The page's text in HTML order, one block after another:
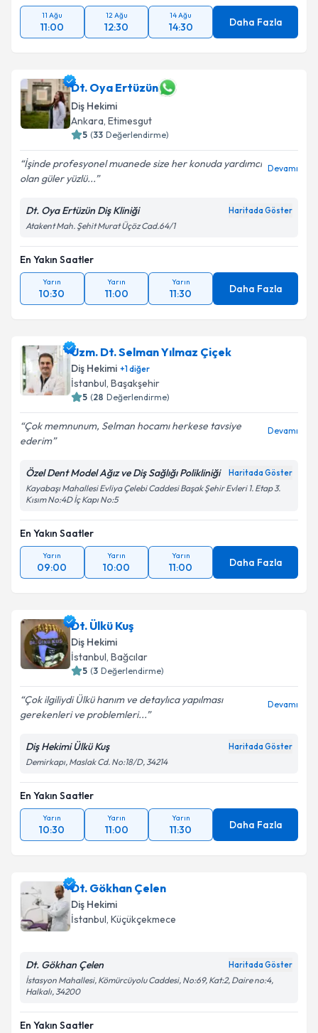
11 Ağu
11:00
12 Ağu
12:30
14 Ağu
14:30 Daha Fazla
Dt. Oya Ertüzün
Diş Hekimi
Ankara, Etimesgut
5 (33 Değerlendirme)
İşinde profesyonel muanede size her konuda yardımcı
olan güler yüzlü...
Devamı
Dt. Oya Ertüzün Diş Kliniği Haritada Göster
Atakent Mah. Şehit Murat Üçöz Cad.64/1
En Yakın Saatler
Yarın
10:30
Yarın
11:00
Yarın
11:30 Daha Fazla
Uzm. Dt. Selman Yılmaz Çiçek
Diş Hekimi +1diğer
İstanbul, Başakşehir
5 (28 Değerlendirme)
Çok memnunum, Selman hocamı herkese tavsiye
ederim
Devamı
Özel Dent Model Ağız ve Diş Sağlığı Polikliniği Haritada Göster
Kayabaşı Mahallesi Evliya Çelebi Caddesi Başak Şehir Evleri 1. Etap 3.
Kısım No:4D İç Kapı No:5
En Yakın Saatler
Yarın
09:00
Yarın
10:00
Yarın
11:00 Daha Fazla
Dt. Ülkü Kuş
Diş Hekimi
İstanbul, Bağcılar
5 (3 Değerlendirme)
Çok ilgiliydi Ülkü hanım ve detaylıca yapılması
gerekenleri ve problemleri...
Devamı
Diş Hekimi Ülkü Kuş Haritada Göster
Demirkapı, Maslak Cd. No:18/D, 34214
En Yakın Saatler
Yarın
10:30
Yarın
11:00
Yarın
11:30 Daha Fazla
Dt. Gökhan Çelen
Diş Hekimi
İstanbul, Küçükçekmece
Dt. Gökhan Çelen Haritada Göster
İstasyon Mahallesi, Kömürcüyolu Caddesi, No:69, Kat:2, Daire no:4,
Halkalı, 34200
En Yakın Saatler